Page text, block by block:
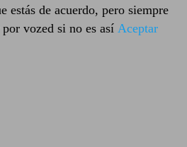
estás de acuerdo, pero siempre
vozed si no es así Aceptar